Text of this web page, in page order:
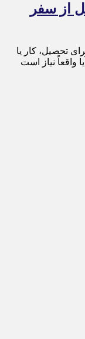
از سفر
تحصیل، کار یا
نیاز است